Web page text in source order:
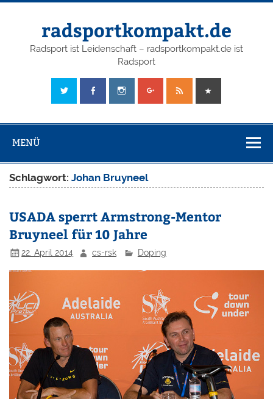
radsportkompakt.de
Radsport ist Leidenschaft – radsportkompakt.de ist
Radsport
MENÜ
Schlagwort:Johan Bruyneel
USADA sperrt Armstrong-Mentor
Bruyneel für 10 Jahre
22. April 2014 cs-rsk Doping